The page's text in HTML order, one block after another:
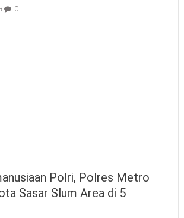
0
Polri, Polres Metro
Sasar Slum Area di 5